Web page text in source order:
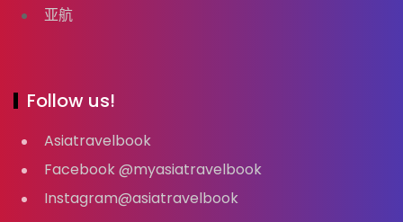
亚航
Follow us!
Asiatravelbook
Facebook @myasiatravelbook
Instagram@asiatravelbook